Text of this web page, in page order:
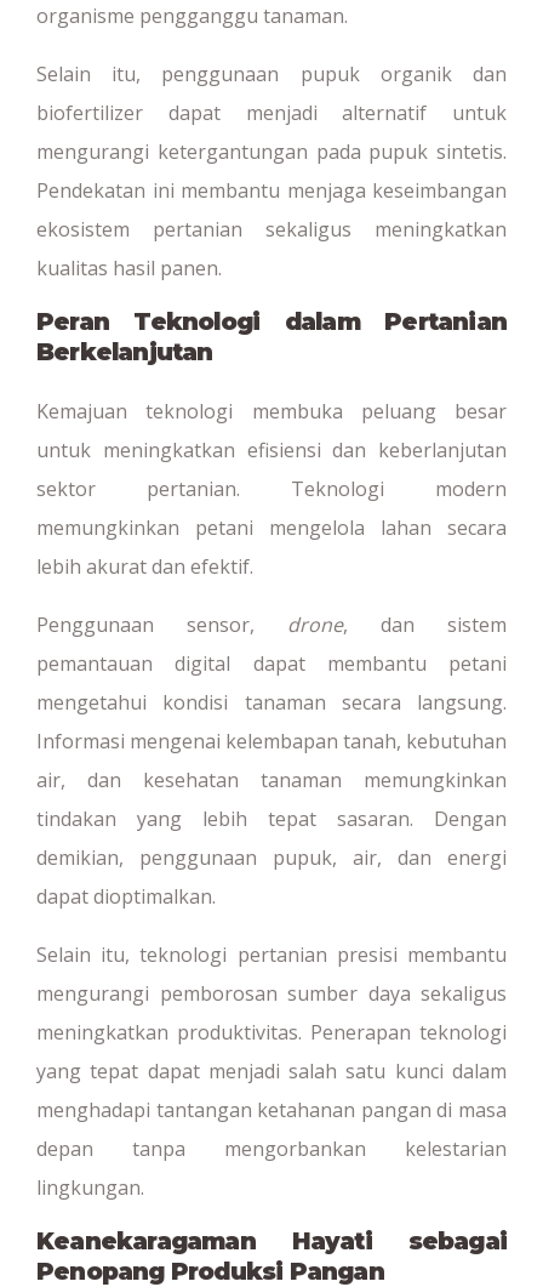
organisme pengganggu tanaman.
Selain itu, penggunaan pupuk organik dan
biofertilizer dapat menjadi alternatif untuk
mengurangi ketergantungan pada pupuk sintetis.
Pendekatan ini membantu menjaga keseimbangan
ekosistem pertanian sekaligus meningkatkan
kualitas hasil panen.
Peran Teknologi dalam Pertanian
Berkelanjutan
Kemajuan teknologi membuka peluang besar
untuk meningkatkan efisiensi dan keberlanjutan
sektor pertanian. Teknologi modern
memungkinkan petani mengelola lahan secara
lebih akurat dan efektif.
Penggunaan sensor, drone, dan sistem
pemantauan digital dapat membantu petani
mengetahui kondisi tanaman secara langsung.
Informasi mengenai kelembapan tanah, kebutuhan
air, dan kesehatan tanaman memungkinkan
tindakan yang lebih tepat sasaran. Dengan
demikian, penggunaan pupuk, air, dan energi
dapat dioptimalkan.
Selain itu, teknologi pertanian presisi membantu
mengurangi pemborosan sumber daya sekaligus
meningkatkan produktivitas. Penerapan teknologi
yang tepat dapat menjadi salah satu kunci dalam
menghadapi tantangan ketahanan pangan di masa
depan tanpa mengorbankan kelestarian
lingkungan.
Keanekaragaman Hayati sebagai
Penopang Produksi Pangan